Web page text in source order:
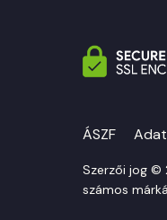
ÁSZF
Szerzői jog ©
számos